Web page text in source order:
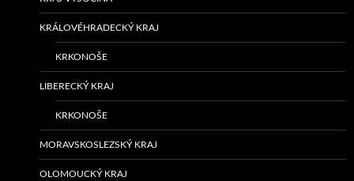
KRÁLOVÉHRADECKÝ KRAJ
KRKONOŠE
LIBERECKÝ KRAJ
KRKONOŠE
MORAVSKOSLEZSKÝ KRAJ
OLOMOUCKÝ KRAJ